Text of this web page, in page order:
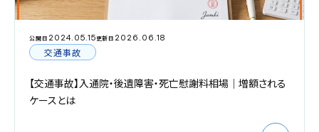
公開日 2024.05.15更新日 2026.06.18
交通事故
【交通事故】入通院・後遺障害・死亡慰謝料相場｜増額される
ケースとは